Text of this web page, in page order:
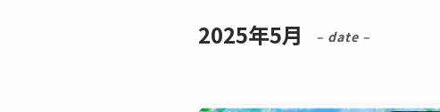
2025年5月 – date –